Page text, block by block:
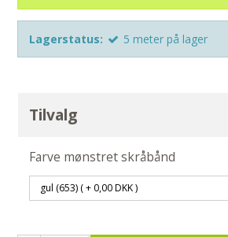
Lagerstatus: 5 meter på lager
Tilvalg
Farve mønstret skråbånd